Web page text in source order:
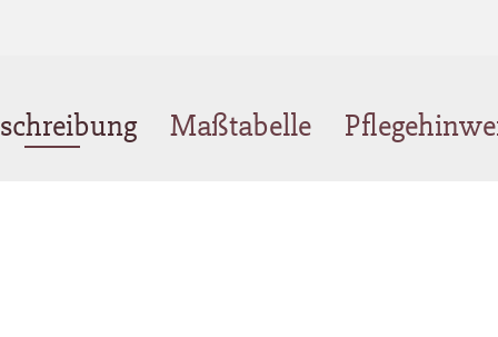
Maßtabelle